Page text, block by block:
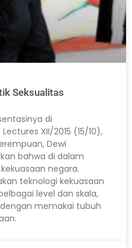
Seksualitas
di
XII/2015 (15/10),
Dewi
bahwa di dalam
negara.
teknologi kekuasaan
level dan skala,
memakai tubuh